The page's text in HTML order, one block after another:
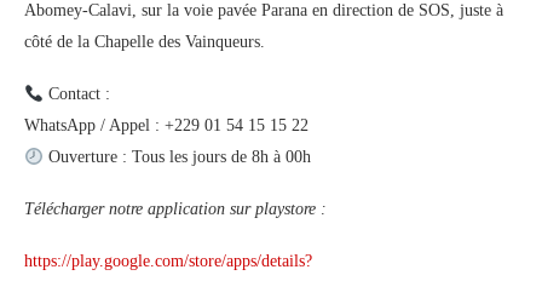
Abomey-Calavi, sur la voie pavée Parana en direction de SOS, juste à
côté de la Chapelle des Vainqueurs.
Contact :
WhatsApp / Appel : +229 01 54 15 15 22
Ouverture : Tous les jours de 8h à 00h
Télécharger notre application sur playstore :
https://play.google.com/store/apps/details?